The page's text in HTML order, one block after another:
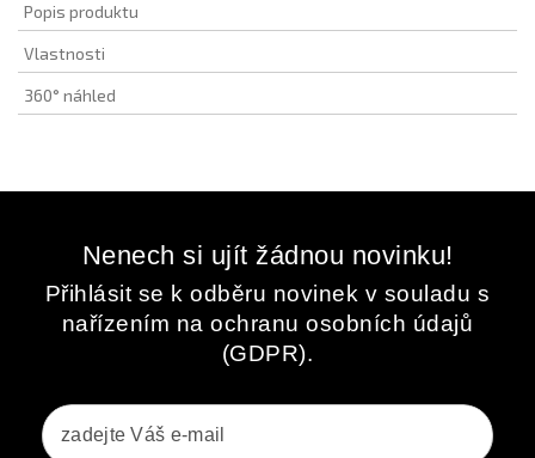
Popis produktu
Vlastnosti
360° náhled
Nenech si ujít žádnou novinku!
Přihlásit se k odběru novinek v souladu s
nařízením na ochranu osobních údajů
(GDPR).